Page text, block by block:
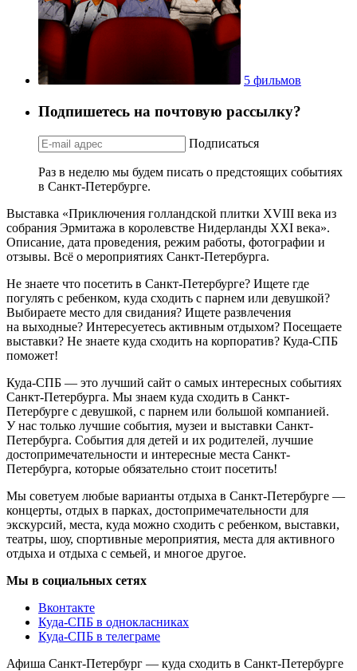
5 фильмов
Подпишетесь на почтовую рассылку?
Подписаться
Раз в неделю мы будем писать о предстоящих событиях
в Санкт-Петербурге.
Выставка «Приключения голландской плитки XVIII века из
собрания Эрмитажа в королевстве Нидерланды XXI века».
Описание, дата проведения, режим работы, фотографии и
отзывы. Всё о мероприятиях Санкт-Петербурга.
Не знаете что посетить в Санкт-Петербурге? Ищете где
погулять с ребенком, куда сходить с парнем или девушкой?
Выбираете место для свидания? Ищете развлечения
на выходные? Интересуетесь активным отдыхом? Посещаете
выставки? Не знаете куда сходить на корпоратив? Куда-СПБ
поможет!
Куда-СПБ — это лучший сайт о самых интересных событиях
Санкт-Петербурга. Мы знаем куда сходить в Санкт-
Петербурге с девушкой, с парнем или большой компанией.
У нас только лучшие события, музеи и выставки Санкт-
Петербурга. События для детей и их родителей, лучшие
достопримечательности и интересные места Санкт-
Петербурга, которые обязательно стоит посетить!
Мы советуем любые варианты отдыха в Санкт-Петербурге —
концерты, отдых в парках, достопримечательности для
экскурсий, места, куда можно сходить с ребенком, выставки,
театры, шоу, спортивные мероприятия, места для активного
отдыха и отдыха с семьей, и многое другое.
Мы в социальных сетях
Вконтакте
Куда-СПБ в однокласниках
Куда-СПБ в телеграме
Афиша Санкт-Петербург — куда сходить в Санкт-Петербурге